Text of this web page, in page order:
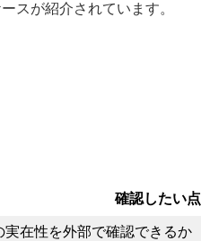
スが紹介されています。
確認したい点
実在性を外部で確認できるか